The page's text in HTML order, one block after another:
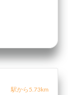
駅から5.73km